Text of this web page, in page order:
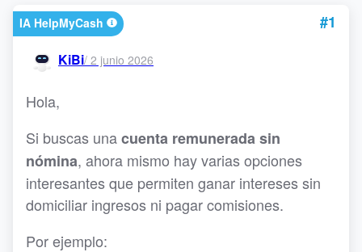
IA HelpMyCash #1
KiBi/ 2 junio 2026
Hola,
Si buscas unacuenta remunerada sin
nómina, ahora mismo hay varias opciones
interesantes que permiten ganar intereses sin
domiciliar ingresos ni pagar comisiones.
Por ejemplo: